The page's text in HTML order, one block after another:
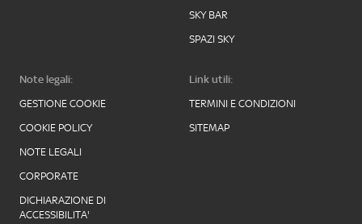
SKY BAR
SPAZI SKY
Note legali:
GESTIONE COOKIE
COOKIE POLICY
NOTE LEGALI
CORPORATE
DICHIARAZIONE DI
ACCESSIBILITA'
Link utili:
TERMINI E CONDIZIONI
SITEMAP